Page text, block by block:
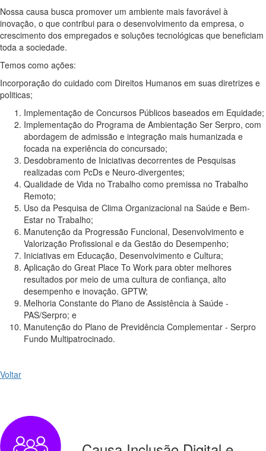
Nossa causa busca promover um ambiente mais favorável à
inovação, o que contribui para o desenvolvimento da empresa, o
crescimento dos empregados e soluções tecnológicas que beneficiam
toda a sociedade.
Temos como ações:
Incorporação do cuidado com Direitos Humanos em suas diretrizes e
politicas;
Implementação de Concursos Públicos baseados em Equidade;
Implementação do Programa de Ambientação Ser Serpro, com
abordagem de admissão e integração mais humanizada e
focada na experiência do concursado;
Desdobramento de Iniciativas decorrentes de Pesquisas
realizadas com PcDs e Neuro-divergentes;
Qualidade de Vida no Trabalho como premissa no Trabalho
Remoto;
Uso da Pesquisa de Clima Organizacional na Saúde e Bem-
Estar no Trabalho;
Manutenção da Progressão Funcional, Desenvolvimento e
Valorização Profissional e da Gestão do Desempenho;
Iniciativas em Educação, Desenvolvimento e Cultura;
Aplicação do Great Place To Work para obter melhores
resultados por meio de uma cultura de confiança, alto
desempenho e inovação. GPTW;
Melhoria Constante do Plano de Assistência à Saúde -
PAS/Serpro; e
Manutenção do Plano de Previdência Complementar - Serpro
Fundo Multipatrocinado.
Voltar